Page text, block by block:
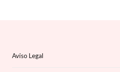
Aviso Legal